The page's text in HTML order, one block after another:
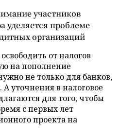
участников
уделяется проблеме
организаций
от налогов
на пополнение
не только для банков,
уточнения в налоговое
для того, чтобы
с первых лет
проекта на